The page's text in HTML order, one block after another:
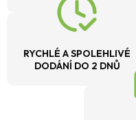
RYCHLÉ A SPOLEHLIVÉ
DODÁNÍ DO 2 DNŮ